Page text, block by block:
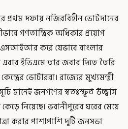
প্রথম দফায় নজিরবিহীন ভোটদানের
গণতান্ত্রিক অধিকার প্রয়োগ
এসআইআর করে যেভাবে বাংলার
ইভিএমে তার জবাব দিতে তৈরি
ভোটাররা। রাজ্যের মুখ্যমন্ত্রী
মানেই জনগণের স্বতঃস্ফূর্ত উচ্ছ্বাস
নিয়েছে। ভবানীপুরের ঘরের মেয়ে
করার পাশাপাশি দুটি জনসভা